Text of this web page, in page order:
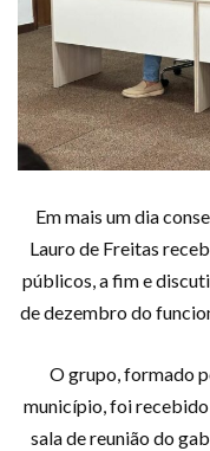
Em mais um dia
Lauro de Freitas
públicos, a fim e
de dezembro do
O grupo, formado
município, foi
sala de reunião do